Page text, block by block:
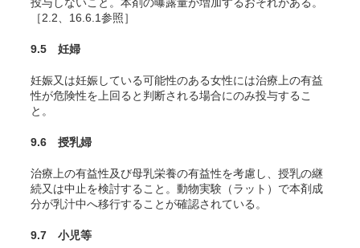
［2.2、16.6.1参照］
9.5 妊婦
妊娠又は妊娠している可能性のある女性には治療上の有益
性が危険性を上回ると判断される場合にのみ投与するこ
と 。
9.6 授乳婦
治療上の有益性及び母乳栄養の有益性を考慮し、授乳の継
続又は中止を検討すること。動物実験（ラット）で本剤成
分が乳汁中へ移行することが確認されている 。
9.7 小児等